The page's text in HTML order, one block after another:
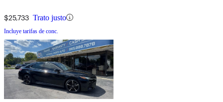
$25,733 Trato justo
Incluye tarifas de conc.